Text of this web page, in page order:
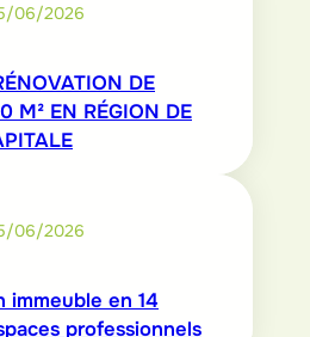
06/2026
DE
M² EN RÉGION DE
06/2026
immeuble en 14
professionnels